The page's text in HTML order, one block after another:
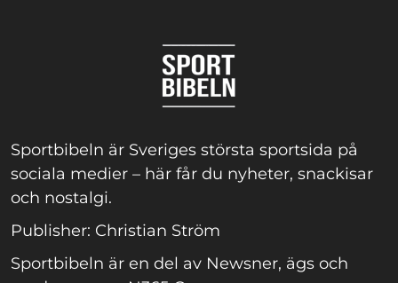
Sportbibeln är Sveriges största sportsida på
sociala medier – här får du nyheter, snackisar
och nostalgi.
Publisher: Christian Ström
Sportbibeln är en del av Newsner, ägs och